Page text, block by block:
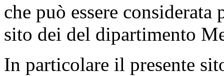
che può essere
sito dei del dipartimento
In particolare il presente